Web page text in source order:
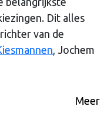
Dit alles
van de
, Jochem
Meer